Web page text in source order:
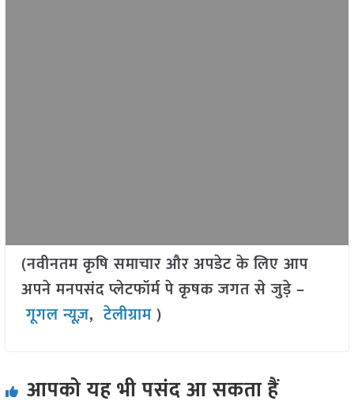
(नवीनतम कृषि समाचार और अपडेट के लिए आप
अपने मनपसंद प्लेटफॉर्म पे कृषक जगत से जुड़े –
गूगल न्यूज़,टेलीग्राम )
आपको यह भी पसंद आ सकता हैं